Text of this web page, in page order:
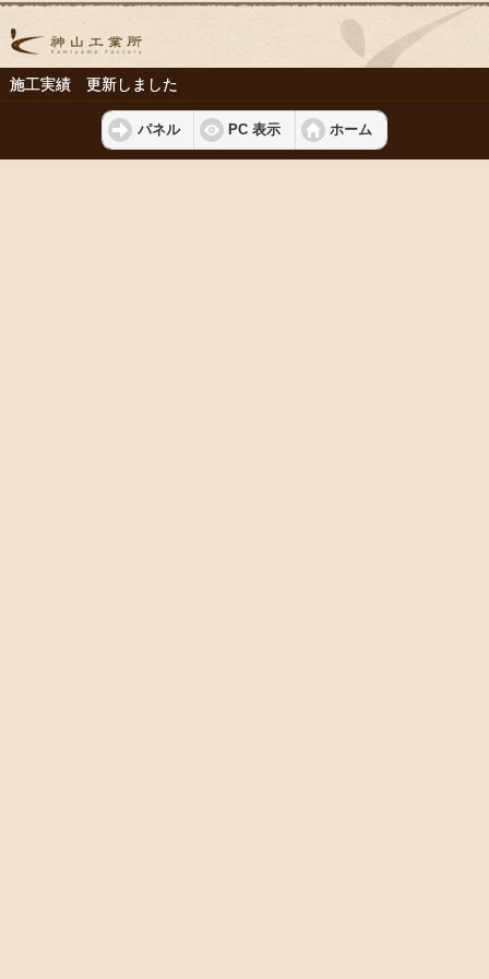
施工実績 更新しました
パネル PC 表示 ホーム